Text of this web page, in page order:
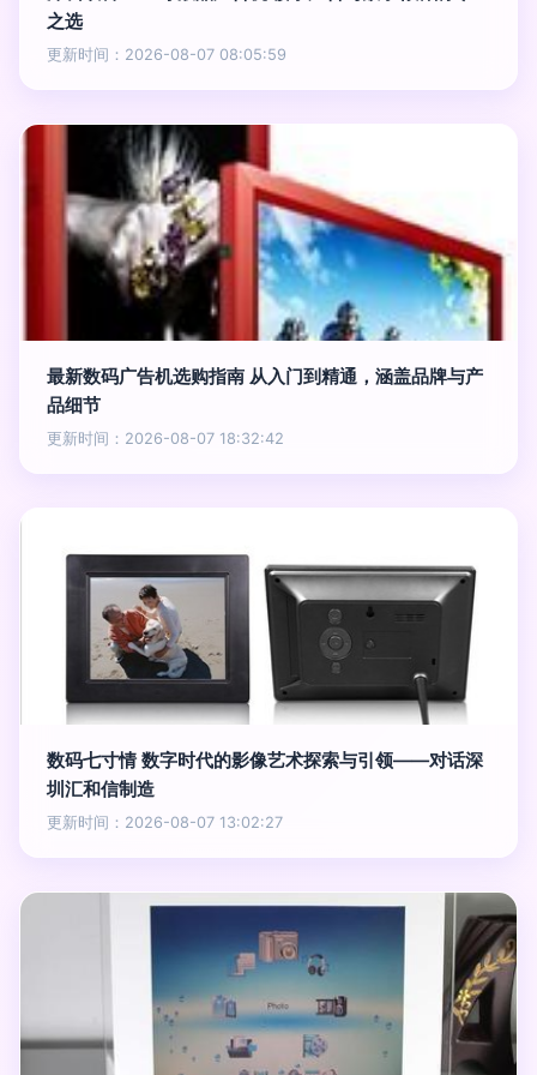
之选
更新时间：2026-08-07 08:05:59
最新数码广告机选购指南 从入门到精通，涵盖品牌与产
品细节
更新时间：2026-08-07 18:32:42
数码七寸情 数字时代的影像艺术探索与引领——对话深
圳汇和信制造
更新时间：2026-08-07 13:02:27